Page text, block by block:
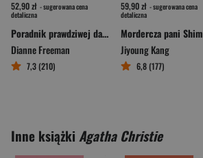
52,90 zł - sugerowana cena
detaliczna
Poradnik prawdziwej damy. Ślub w cieniu morderstwa
Dianne Freeman
7,3 (210)
59,90 zł - sugerowana cena
detaliczna
Mordercza pani Shim
Jiyoung Kang
6,8 (177)
Inne książki Agatha Christie